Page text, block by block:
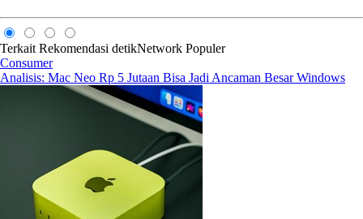
Terkait Rekomendasi detikNetwork Populer
Consumer
Analisis: Mac Neo Rp 5 Jutaan Bisa Jadi Ancaman Besar Windows